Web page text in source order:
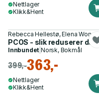
Nettlager
Klikk&Hent
Rebecca Hellestø, Elena Wong
PCOS - slik reduserer du
Innbundet |Norsk, Bokmål
399,-363,-
Nettlager
Klikk&Hent